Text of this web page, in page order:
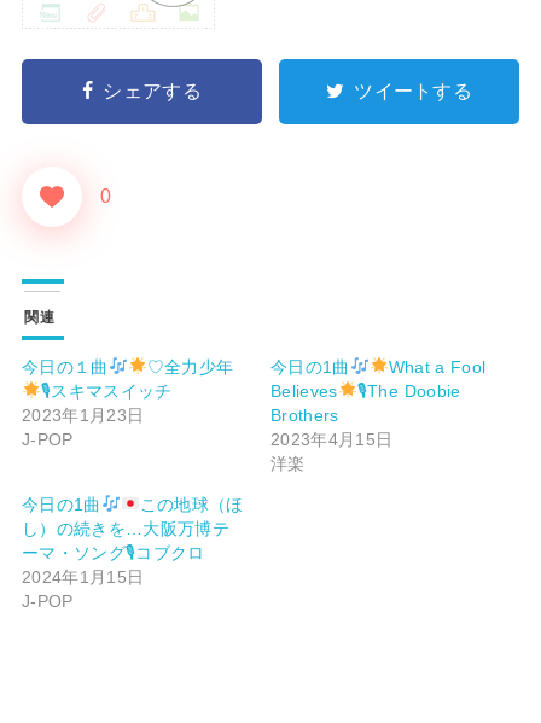
シェアする ツイートする
0
関連
今日の１曲
♡全力少年
🎙スキマスイッチ
2023年1月23日
J-POP
今日の1曲
What a Fool
Believes
🎙The Doobie
Brothers
2023年4月15日
洋楽
今日の1曲
この地球（ほ
し）の続きを…大阪万博テ
ーマ・ソング🎙コブクロ
2024年1月15日
J-POP